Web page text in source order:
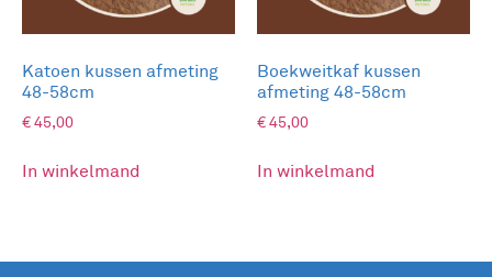
Katoen kussen afmeting
48-58cm
€45,00
In winkelmand
Boekweitkaf kussen
afmeting 48-58cm
€45,00
In winkelmand